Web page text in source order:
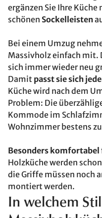
ergänzen Sie Ihre Küche
schönen Sockelleisten
Bei einem Umzug
Massivholz einfach mit.
sich immer wieder neu
Damit passt sie sich
Küche wird nach dem
Problem: Die
Kommode im
Wohnzimmer bestens
Besonders komfortabel
Holzküche werden
die Griffe müssen noch
montiert werden.
In welchem